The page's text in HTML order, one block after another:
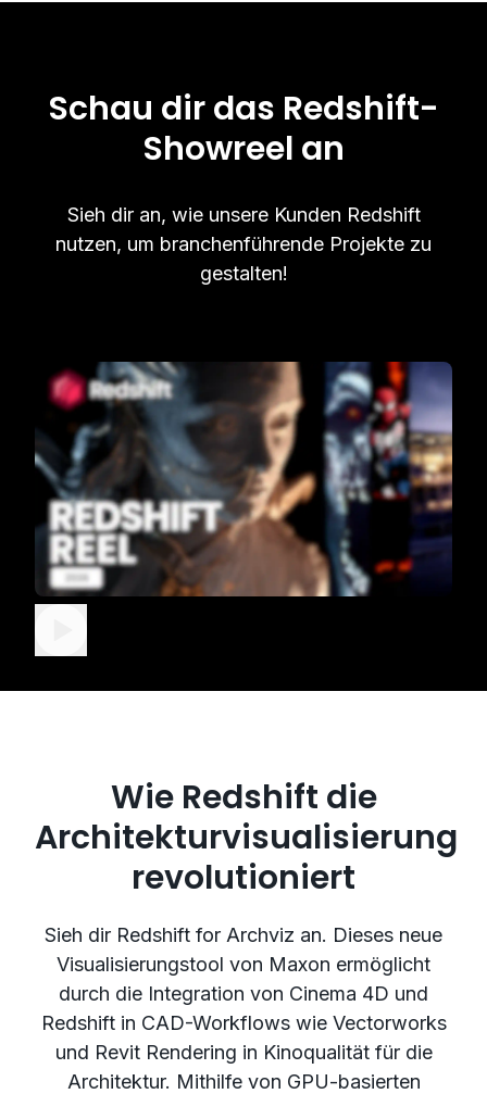
Schau dir das Redshift-
Showreel an
Sieh dir an, wie unsere Kunden Redshift
nutzen, um branchenführende Projekte zu
gestalten!
Wie Redshift die
Architekturvisualisierung
revolutioniert
Sieh dir Redshift for Archviz an. Dieses neue
Visualisierungstool von Maxon ermöglicht
durch die Integration von Cinema 4D und
Redshift in CAD-Workflows wie Vectorworks
und Revit Rendering in Kinoqualität für die
Architektur. Mithilfe von GPU-basierten